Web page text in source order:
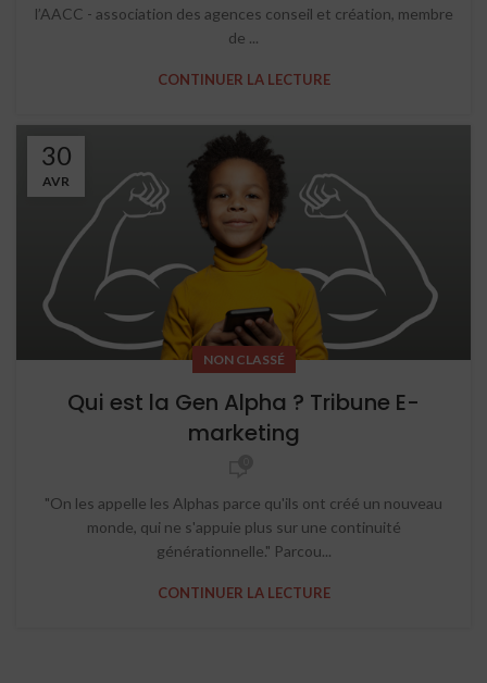
l’AACC - association des agences conseil et création, membre
de ...
CONTINUER LA LECTURE
30
AVR
NON CLASSÉ
Qui est la Gen Alpha ? Tribune E-
marketing
"On les appelle les Alphas parce qu'ils ont créé un nouveau
monde, qui ne s'appuie plus sur une continuité
générationnelle." Parcou...
CONTINUER LA LECTURE